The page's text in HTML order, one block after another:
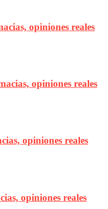
opiniones reales
opiniones reales
opiniones reales
opiniones reales